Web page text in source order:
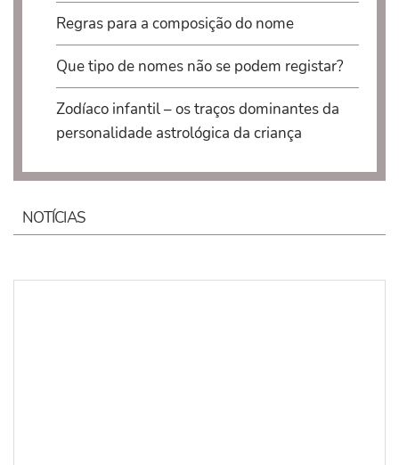
Regras para a composição do nome
Que tipo de nomes não se podem registar?
Zodíaco infantil – os traços dominantes da
personalidade astrológica da criança
NOTÍCIAS